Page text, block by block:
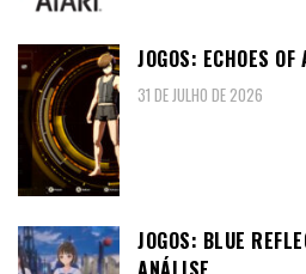
JOGOS: ECHOES
31 DE JULHO DE 2026
JOGOS: BLUE